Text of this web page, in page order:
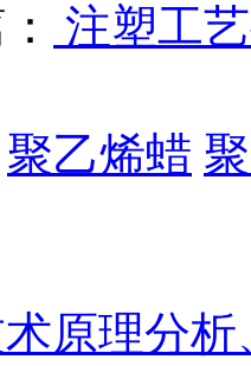
注塑工
聚乙烯蜡
原理分